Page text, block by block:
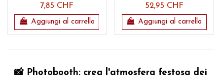
7,85 CHF
Aggiungi al carrello
52,95 CHF
Aggiungi al carrello
📸 Photobooth: crea l'atmosfera festosa dei